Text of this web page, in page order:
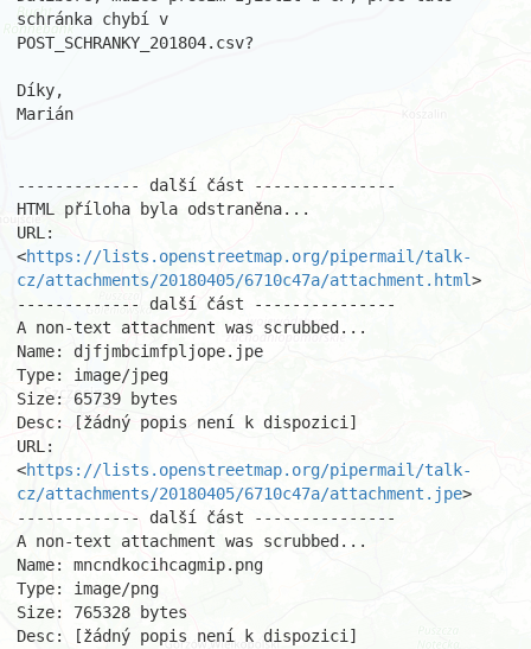
schránka chybí v
POST_SCHRANKY_201804.csv?
Díky,
Marián
------------- další část ---------------
HTML příloha byla odstraněna...
URL:
<https://lists.openstreetmap.org/pipermail/talk-
cz/attachments/20180405/6710c47a/attachment.html>
------------- další část ---------------
A non-text attachment was scrubbed...
Name: djfjmbcimfpljope.jpe
Type: image/jpeg
Size: 65739 bytes
Desc: [žádný popis není k dispozici]
URL:
<https://lists.openstreetmap.org/pipermail/talk-
cz/attachments/20180405/6710c47a/attachment.jpe>
------------- další část ---------------
A non-text attachment was scrubbed...
Name: mncndkocihcagmip.png
Type: image/png
Size: 765328 bytes
Desc: [žádný popis není k dispozici]